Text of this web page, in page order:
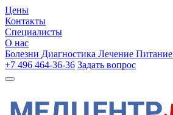
Цены
Контакты
Специалисты
О нас
Болезни Диагностика Лечение Питание
+7 496 464-36-36 Задать вопрос